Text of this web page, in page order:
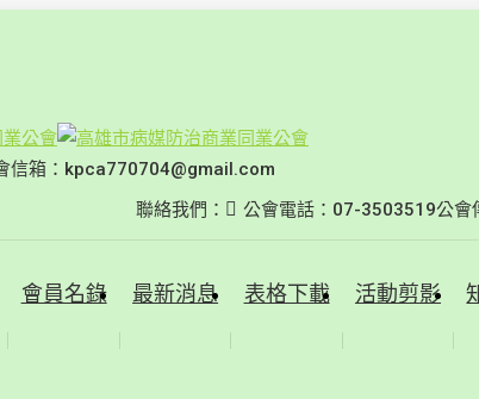
信箱：kpca770704@gmail.com
聯絡我們：
公會電話：07-3503519公會
會員名錄 最新消息 表格下載 活動剪影